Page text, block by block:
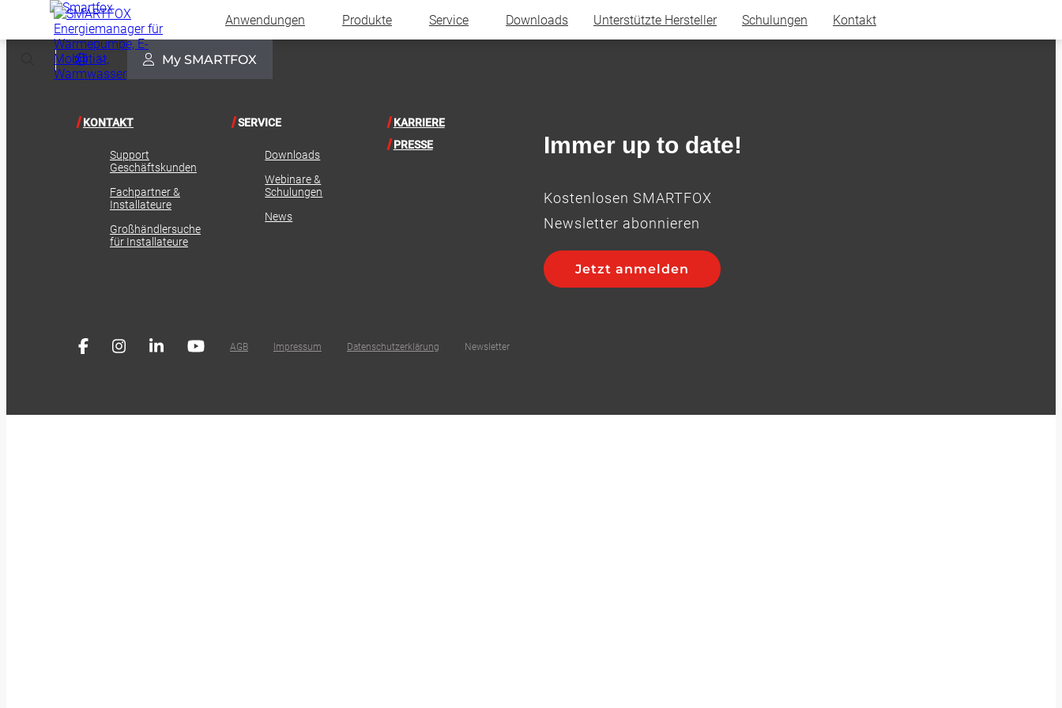
Anwendungen Produkte Service Downloads Unterstützte Hersteller Schulungen Kontakt
Select Language▼
My SMARTFOX
KONTAKT
Support
Geschäftskunden
Fachpartner &
Installateure
Großhändlersuche
für Installateure
SERVICE
Downloads
Webinare &
Schulungen
News
KARRIERE
PRESSE
Immer up to date!
Kostenlosen SMARTFOX
Newsletter abonnieren
Jetzt anmelden
AGB Impressum Datenschutzerklärung Newsletter